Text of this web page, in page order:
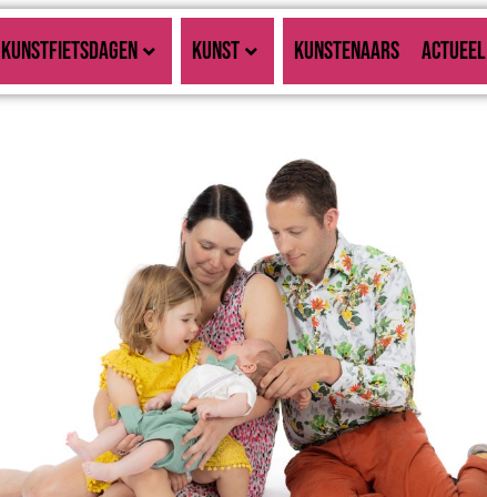
KUNSTFIETSDAGEN KUNST KUNSTENAARS ACTUEEL